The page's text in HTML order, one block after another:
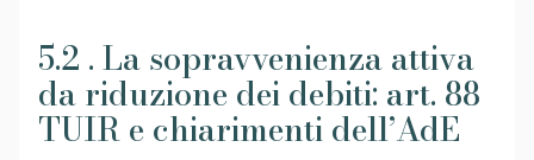
5.2 . La sopravvenienza attiva
da riduzione dei debiti: art. 88
TUIR e chiarimenti dell’AdE